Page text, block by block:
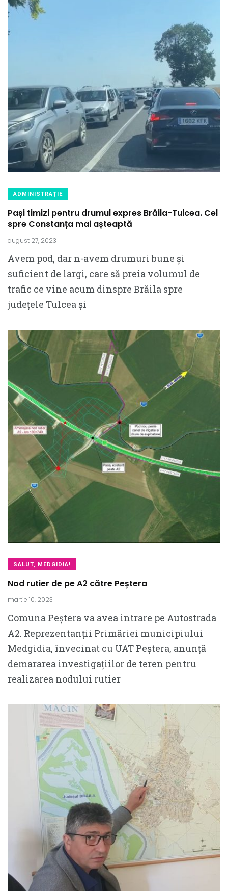
ADMINISTRAȚIE
Pași timizi pentru drumul expres Brăila-Tulcea. Cel
spre Constanța mai așteaptă
august 27, 2023
Avem pod, dar n-avem drumuri bune și
suficient de largi, care să preia volumul de
trafic ce vine acum dinspre Brăila spre
județele Tulcea și
SALUT, MEDGIDIA!
Nod rutier de pe A2 către Peștera
martie 10, 2023
Comuna Peștera va avea intrare pe Autostrada
A2. Reprezentanții Primăriei municipiului
Medgidia, învecinat cu UAT Peștera, anunță
demararea investigațiilor de teren pentru
realizarea nodului rutier